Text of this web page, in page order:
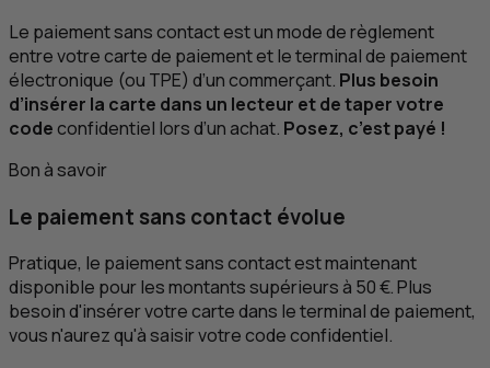
Le paiement sans contact est un mode de règlement
entre votre carte de paiement et le terminal de paiement
électronique (ou TPE) d’un commerçant. Plus besoin
d’insérer la carte dans un lecteur et de taper votre
codeconfidentiel lors d’un achat. Posez, c’est payé !
Bon à savoir
Le paiement sans contact évolue
Pratique, le paiement sans contact est maintenant
disponible pour les montants supérieurs à 50 €. Plus
besoin d'insérer votre carte dans le terminal de paiement,
vous n'aurez qu'à saisir votre code confidentiel.